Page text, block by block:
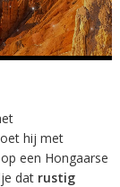
hij met
een Hongaarse
dat rustig